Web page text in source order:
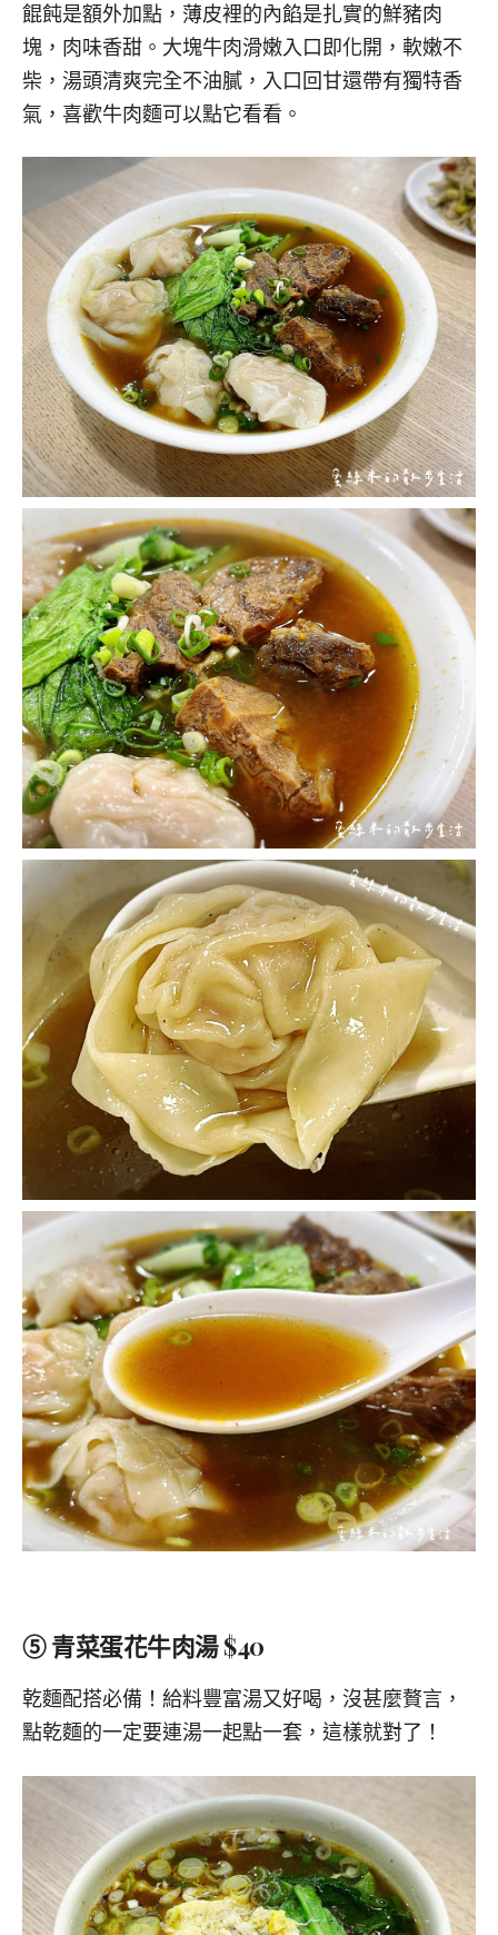
餛飩是額外加點，薄皮裡的內餡是扎實的鮮豬肉
塊，肉味香甜。大塊牛肉滑嫩入口即化開，軟嫩不
柴，湯頭清爽完全不油膩，入口回甘還帶有獨特香
氣，喜歡牛肉麵可以點它看看。
⑤ 青菜蛋花牛肉湯 $40
乾麵配搭必備！給料豐富湯又好喝，沒甚麼贅言，
點乾麵的一定要連湯一起點一套，這樣就對了！